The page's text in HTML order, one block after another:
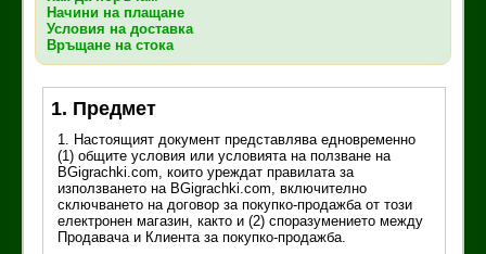
Начини на плащане
Условия на доставка
Връщане на стока
1. Предмет
1. Настоящият документ представлява едновременно
(1) общите условия или условията на ползване на
BGigrachki.com, които уреждат правилата за
използването на BGigrachki.com, включително
сключването на договор за покупко-продажба от този
електронен магазин, както и (2) споразумението между
Продавача и Клиента за покупко-продажба.